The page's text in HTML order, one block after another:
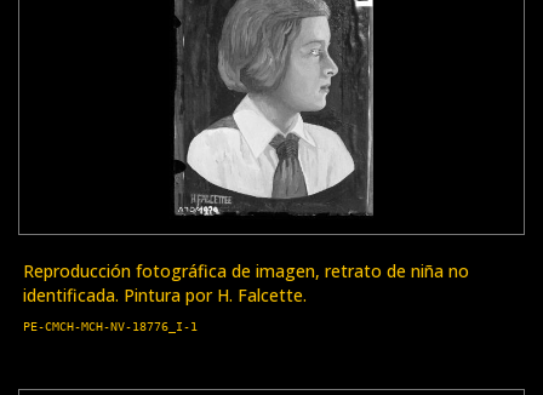
Reproducción fotográfica de imagen, retrato de niña no
identificada. Pintura por H. Falcette.
PE-CMCH-MCH-NV-18776_I-1